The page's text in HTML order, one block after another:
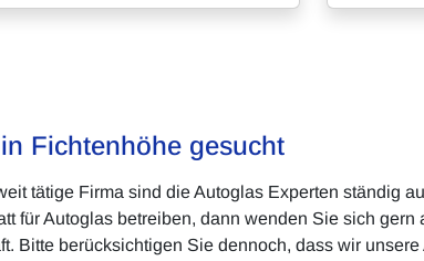
Fichtenhöhe gesucht
tätige Firma sind die Autoglas Experten ständig
für Autoglas betreiben, dann wenden Sie sich
Bitte berücksichtigen Sie dennoch, dass wir